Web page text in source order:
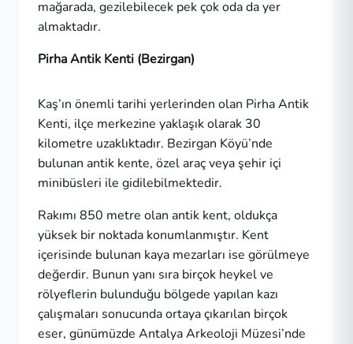
mağarada, gezilebilecek pek çok oda da yer
almaktadır.
Pirha Antik Kenti (Bezirgan)
Kaş’ın önemli tarihi yerlerinden olan Pirha Antik
Kenti, ilçe merkezine yaklaşık olarak 30
kilometre uzaklıktadır. Bezirgan Köyü’nde
bulunan antik kente, özel araç veya şehir içi
minibüsleri ile gidilebilmektedir.
Rakımı 850 metre olan antik kent, oldukça
yüksek bir noktada konumlanmıştır. Kent
içerisinde bulunan kaya mezarları ise görülmeye
değerdir. Bunun yanı sıra birçok heykel ve
rölyeflerin bulunduğu bölgede yapılan kazı
çalışmaları sonucunda ortaya çıkarılan birçok
eser, günümüzde Antalya Arkeoloji Müzesi’nde